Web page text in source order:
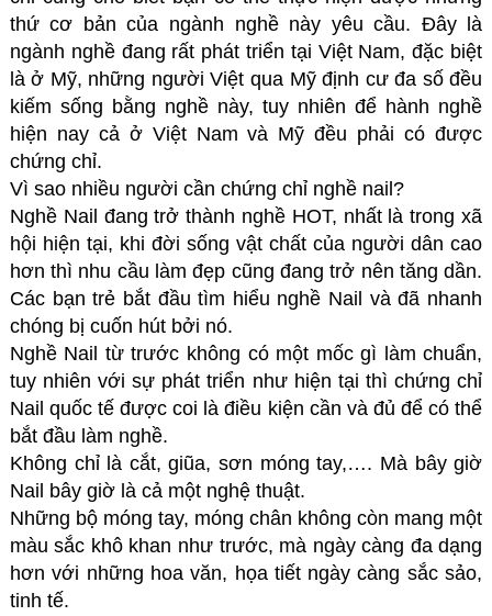
thứ cơ bản của ngành nghề này yêu cầu. Đây là
ngành nghề đang rất phát triển tại Việt Nam, đặc biệt
là ở Mỹ, những người Việt qua Mỹ định cư đa số đều
kiếm sống bằng nghề này, tuy nhiên để hành nghề
hiện nay cả ở Việt Nam và Mỹ đều phải có được
chứng chỉ.
Vì sao nhiều người cần chứng chỉ nghề nail?
Nghề Nail đang trở thành nghề HOT, nhất là trong xã
hội hiện tại, khi đời sống vật chất của người dân cao
hơn thì nhu cầu làm đẹp cũng đang trở nên tăng dần.
Các bạn trẻ bắt đầu tìm hiểu nghề Nail và đã nhanh
chóng bị cuốn hút bởi nó.
Nghề Nail từ trước không có một mốc gì làm chuẩn,
tuy nhiên với sự phát triển như hiện tại thì chứng chỉ
Nail quốc tế được coi là điều kiện cần và đủ để có thể
bắt đầu làm nghề.
Không chỉ là cắt, giũa, sơn móng tay,…. Mà bây giờ
Nail bây giờ là cả một nghệ thuật.
Những bộ móng tay, móng chân không còn mang một
màu sắc khô khan như trước, mà ngày càng đa dạng
hơn với những hoa văn, họa tiết ngày càng sắc sảo,
tinh tế.